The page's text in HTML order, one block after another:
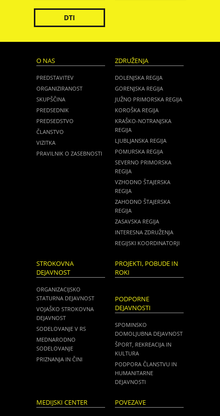
DTI
O NAS
PREDSTAVITEV
ORGANIZIRANOST
SKUPŠČINA
PREDSEDNIK
PREDSEDSTVO
ČLANSTVO
VIZITKA
PRAVILNIK O ZASEBNOSTI
ZDRUŽENJA
DOLENJSKA REGIJA
GORENJSKA REGIJA
JUŽNO PRIMORSKA REGIJA
KOROŠKA REGIJA
KRAŠKO-NOTRANJSKA
REGIJA
LJUBLJANSKA REGIJA
POMURSKA REGIJA
SEVERNO PRIMORSKA
REGIJA
VZHODNO ŠTAJERSKA
REGIJA
ZAHODNO ŠTAJERSKA
REGIJA
ZASAVSKA REGIJA
INTERESNA ZDRUŽENJA
REGIJSKI KOORDINATORJI
STROKOVNA
DEJAVNOST
ORGANIZACIJSKO
STATURNA DEJAVNOST
VOJAŠKO STROKOVNA
DEJAVNOST
SODELOVANJE V RS
MEDNARODNO
SODELOVANJE
PRIZNANJA IN ČINI
PROJEKTI, POBUDE IN
ROKI
PODPORNE
DEJAVNOSTI
SPOMINSKO
DOMOLJUBNA DEJAVNOST
ŠPORT, REKREACIJA IN
KULTURA
PODPORA ČLANSTVU IN
HUMANITARNE
DEJAVNOSTI
MEDIJSKI CENTER POVEZAVE